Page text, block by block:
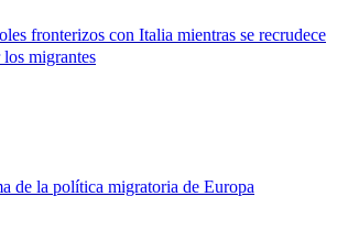
fronterizos con Italia mientras se recrudece
migrantes
de la política migratoria de Europa